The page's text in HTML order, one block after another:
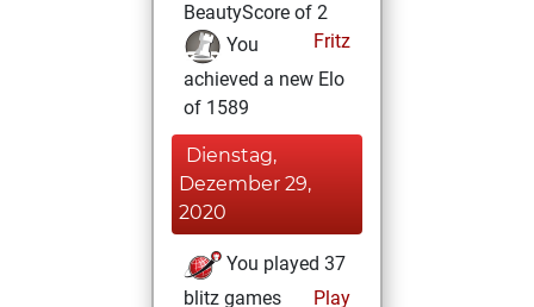
BeautyScore of 2
Fritz
You
achieved a new Elo
of 1589
Dienstag,
Dezember 29,
2020
You played 37
blitz games
Play